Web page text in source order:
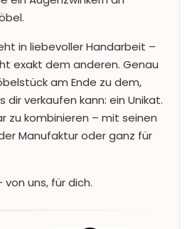
in liebevoller Handarbeit –
exakt dem anderen. Genau
am Ende zu dem,
dir verkaufen kann: ein Unikat.
zu kombinieren – mit seinen
Manufaktur oder ganz für
uns, für dich.